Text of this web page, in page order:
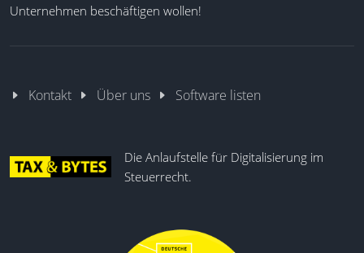
Unternehmen beschäftigen wollen!
Kontakt Über uns Software listen
Die Anlaufstelle für Digitalisierung im
Steuerrecht.